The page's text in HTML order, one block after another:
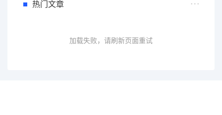
热门文章
加载失败，请刷新页面重试